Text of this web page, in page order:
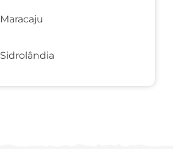
Maracaju
Sidrolândia